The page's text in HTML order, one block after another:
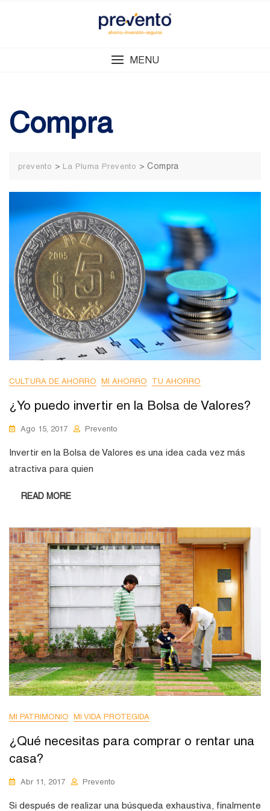
MENU
Compra
prevento > La Pluma Prevento >Compra
CULTURA DE AHORRO MI AHORRO TU AHORRO
¿Yo puedo invertir en la Bolsa de Valores?
Ago 15, 2017 Prevento
Invertir en la Bolsa de Valores es una idea cada vez más
atractiva para quien
READ MORE
MI PATRIMONIO MI VIDA PROTEGIDA
¿Qué necesitas para comprar o rentar una
casa?
Abr 11, 2017 Prevento
Si después de realizar una búsqueda exhaustiva, finalmente